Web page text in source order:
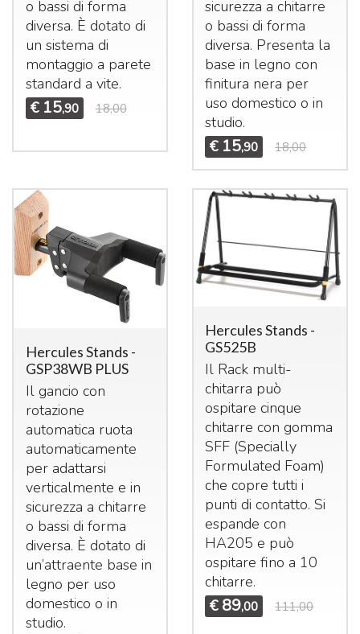
o bassi di forma
diversa. È dotato di
un sistema di
montaggio a parete
standard a vite.
€ 15,90 18,00
sicurezza a chitarre
o bassi di forma
diversa. Presenta la
base in legno con
finitura nera per
uso domestico o in
studio.
€ 15,90 18,00
Hercules Stands -
GSP38WB PLUS
Il gancio con
rotazione
automatica ruota
automaticamente
per adattarsi
verticalmente e in
sicurezza a chitarre
o bassi di forma
diversa. È dotato di
un’attraente base in
legno per uso
domestico o in
studio.
Hercules Stands -
GS525B
Il Rack multi-
chitarra può
ospitare cinque
chitarre con gomma
SFF (Specially
Formulated Foam)
che copre tutti i
punti di contatto. Si
espande con
HA205 e può
ospitare fino a 10
chitarre.
€ 89,00 111,00